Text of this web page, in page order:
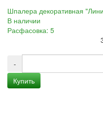
Шпалера декоративная
В наличии
Расфасовка: 5
-
Купить